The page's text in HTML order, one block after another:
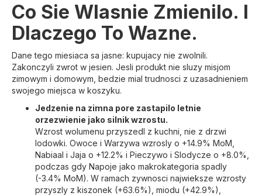
Co Sie Wlasnie Zmienilo. I
Dlaczego To Wazne.
Dane tego miesiaca sa jasne: kupujacy nie zwolnili.
Zakonczyli zwrot w jesien. Jesli produkt nie sluzy misjom
zimowym i domowym, bedzie mial trudnosci z uzasadnieniem
swojego miejsca w koszyku.
Jedzenie na zimna pore zastapilo letnie
orzezwienie jako silnik wzrostu.
Wzrost wolumenu przyszedl z kuchni, nie z drzwi
lodowki. Owoce i Warzywa wzrosly o +14.9% MoM,
Nabiaal i Jaja o +12.2% i Pieczywo i Slodycze o +8.0%,
podczas gdy Napoje jako makrokategoria spadly
(-3.4% MoM). W ramach zywnosci najwieksze wzrosty
przyszly z kiszonek (+63.6%), miodu (+42.9%),